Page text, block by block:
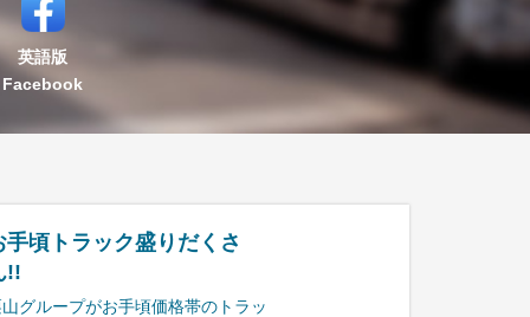
英語版
Facebook
手頃トラック盛りだくさ
!!
グループがお手頃価格帯のトラッ